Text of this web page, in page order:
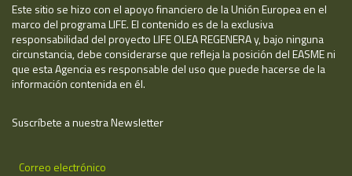
Este sitio se hizo con el apoyo financiero de la Unión Europea en el
marco del programa LIFE. El contenido es de la exclusiva
responsabilidad del proyecto LIFE OLEA REGENERA y, bajo ninguna
circunstancia, debe considerarse que refleja la posición del EASME ni
que esta Agencia es responsable del uso que puede hacerse de la
información contenida en él.
Suscríbete a nuestra Newsletter